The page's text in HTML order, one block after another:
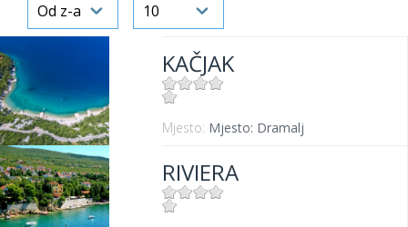
KAČJAK
Mjesto: Mjesto: Dramalj
RIVIERA